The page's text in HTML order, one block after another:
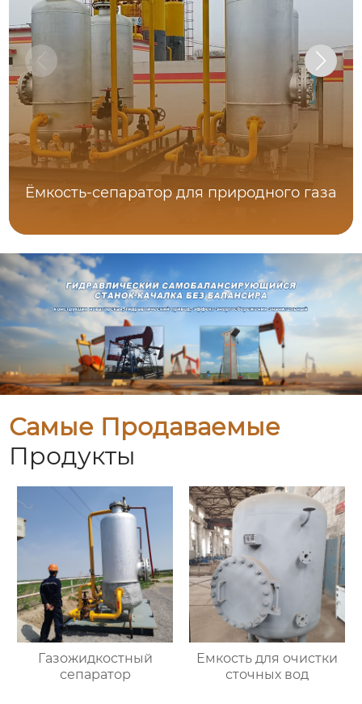
Ёмкость-сепаратор для природного газа
Самые Продаваемые
Продукты
Газожидкостный
сепаратор
Емкость для очистки
сточных вод